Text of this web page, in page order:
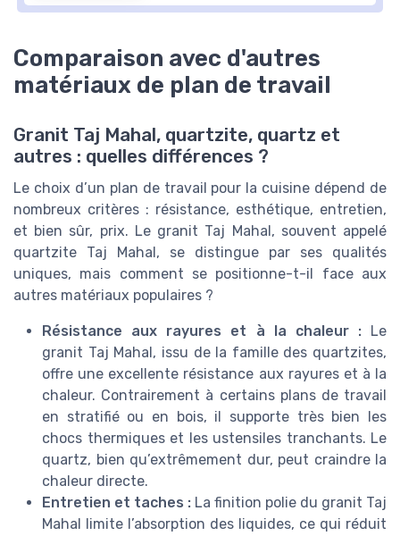
Comparaison avec d'autres
matériaux de plan de travail
Granit Taj Mahal, quartzite, quartz et
autres : quelles différences ?
Le choix d’un plan de travail pour la cuisine dépend de
nombreux critères : résistance, esthétique, entretien,
et bien sûr, prix. Le granit Taj Mahal, souvent appelé
quartzite Taj Mahal, se distingue par ses qualités
uniques, mais comment se positionne-t-il face aux
autres matériaux populaires ?
Résistance aux rayures et à la chaleur :Le
granit Taj Mahal, issu de la famille des quartzites,
offre une excellente résistance aux rayures et à la
chaleur. Contrairement à certains plans de travail
en stratifié ou en bois, il supporte très bien les
chocs thermiques et les ustensiles tranchants. Le
quartz, bien qu’extrêmement dur, peut craindre la
chaleur directe.
Entretien et taches : La finition polie du granit Taj
Mahal limite l’absorption des liquides, ce qui réduit